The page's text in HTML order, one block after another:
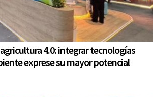
4.0: integrar tecnologías
exprese su mayor potencial